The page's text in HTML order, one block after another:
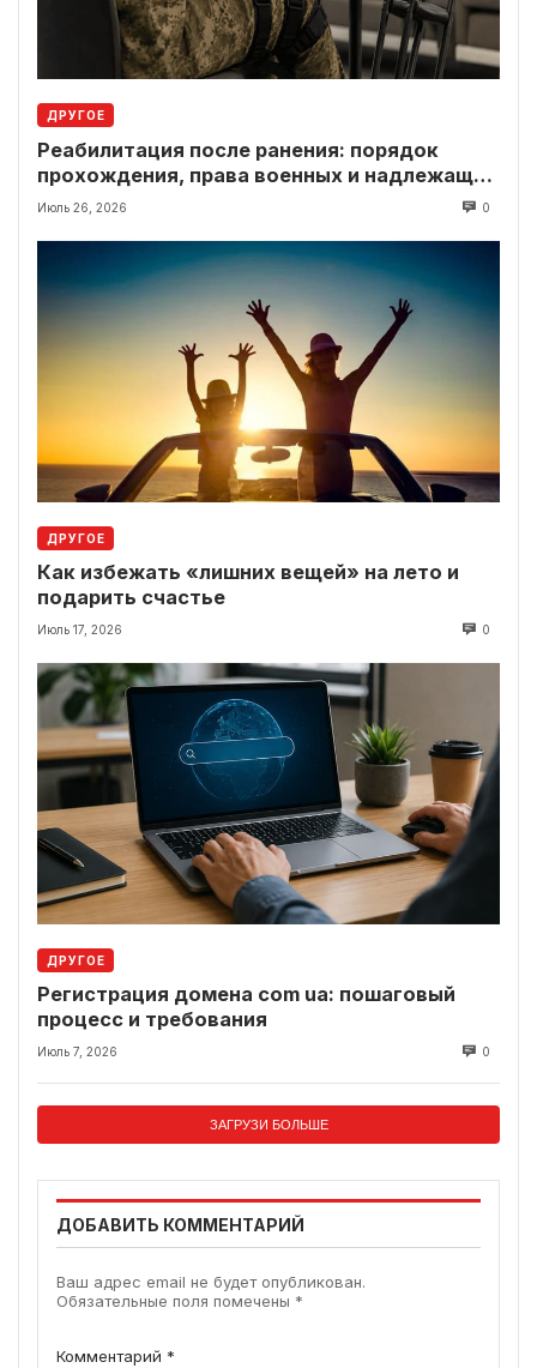
ДРУГОЕ
Реабилитация после ранения: порядок
прохождения, права военных и надлежащие
выплаты
Июль 26, 2026 0
ДРУГОЕ
Как избежать «лишних вещей» на лето и
подарить счастье
Июль 17, 2026 0
ДРУГОЕ
Регистрация домена com ua: пошаговый
процесс и требования
Июль 7, 2026 0
ЗАГРУЗИ БОЛЬШЕ
ДОБАВИТЬ КОММЕНТАРИЙ
Ваш адрес email не будет опубликован.
Обязательные поля помечены *
Комментарий *